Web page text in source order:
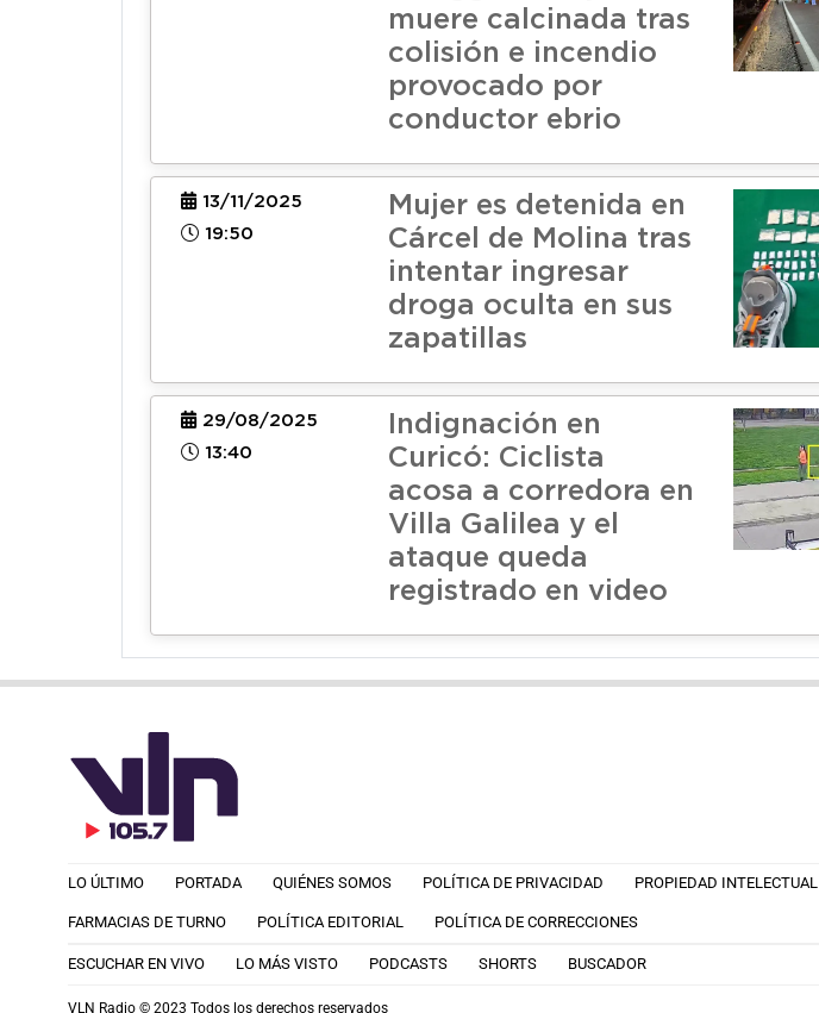
muere calcinada tras
colisión e incendio
provocado por
conductor ebrio
13/11/2025
19:50
Mujer es detenida en
Cárcel de Molina tras
intentar ingresar
droga oculta en sus
zapatillas
29/08/2025
13:40
Indignación en
Curicó: Ciclista
acosa a corredora en
Villa Galilea y el
ataque queda
registrado en video
LO ÚLTIMO PORTADA QUIÉNES SOMOS POLÍTICA DE PRIVACIDAD PROPIEDAD INTELECTUAL
FARMACIAS DE TURNO POLÍTICA EDITORIAL POLÍTICA DE CORRECCIONES
ESCUCHAR EN VIVO LO MÁS VISTO PODCASTS SHORTS BUSCADOR
VLN Radio © 2023 Todos los derechos reservados